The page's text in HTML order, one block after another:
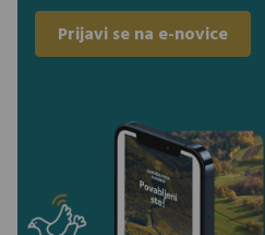
Prijavi se na e-novice